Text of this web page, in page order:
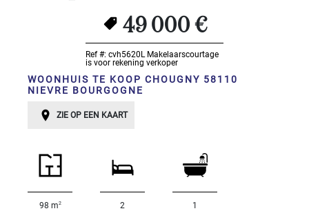
SPECIFICEER
Staat
onderhoud:
oppervlakte
m2:
49 000 €
Ref #: cvh5620L Makelaarscourtage
is voor rekening verkoper
WOONHUIS TE KOOP CHOUGNY 58110
NIEVRE BOURGOGNE
ZIE OP EEN KAART
98 m2 2 1